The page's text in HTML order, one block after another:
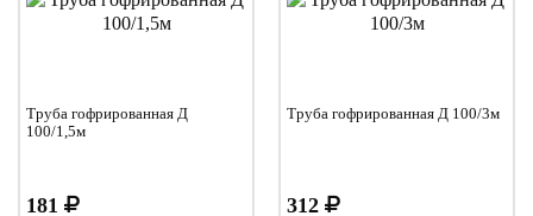
Труба гофрированная Д
100/1,5м
181
Труба гофрированная Д 100/3м
312